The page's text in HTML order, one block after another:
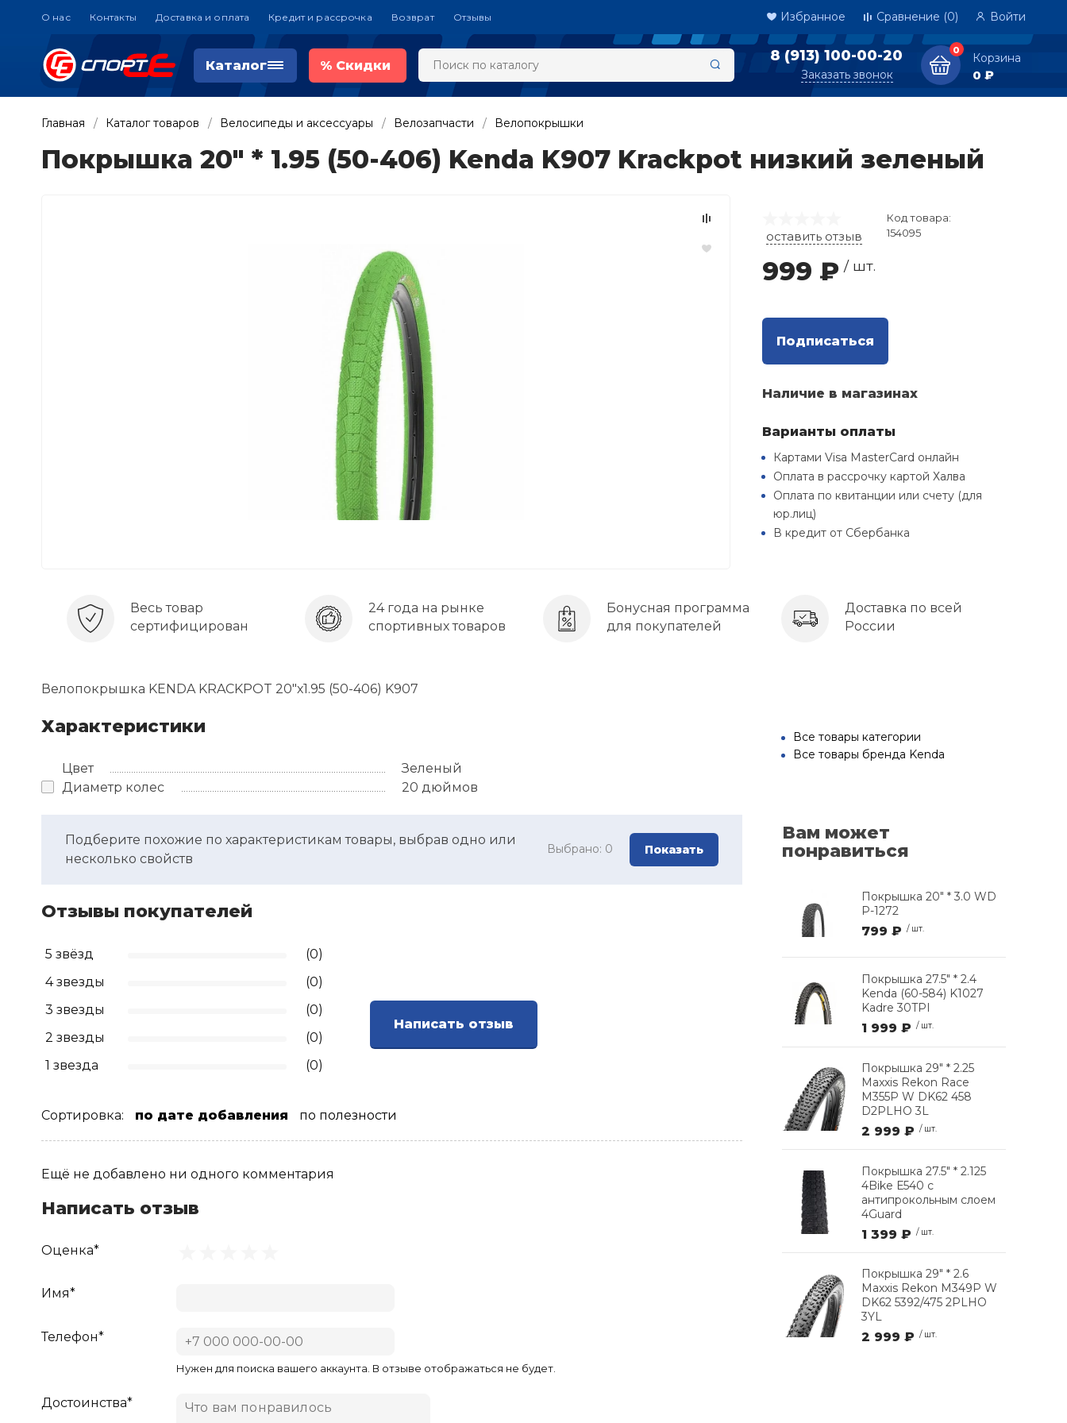
О нас Контакты Доставка и оплата Кредит и рассрочка Возврат Отзывы Избранное Сравнение (0) Войти
Каталог % Скидки
8 (913) 100-00-20
Заказать звонок
0
Корзина
0 ₽
Главная Каталог товаров Велосипеды и аксессуары Велозапчасти Велопокрышки
Покрышка 20" * 1.95 (50-406) Kenda K907 Krackpot низкий зеленый
оставить отзыв
Код товара:
154095
999 ₽ / шт.
Подписаться
Наличие в магазинах
Варианты оплаты
Картами Visa MasterCard онлайн
Оплата в рассрочку картой Халва
Оплата по квитанции или счету (для
юр.лиц)
В кредит от Сбербанка
Весь товар
сертифицирован
24 года на рынке
спортивных товаров
Бонусная программа
для покупателей
Доставка по всей
России
Велопокрышка KENDA KRACKPOT 20"х1.95 (50-406) K907
Характеристики
Цвет
Зеленый
Диаметр колес
20 дюймов
Подберите похожие по характеристикам товары, выбрав одно или
несколько свойств
Выбрано: 0 Показать
Отзывы покупателей
5 звёзд
(0)
4 звезды
(0)
3 звезды
(0)
2 звезды
(0)
1 звезда
(0)
Написать отзыв
Сортировка: по дате добавления по полезности
Ещё не добавлено ни одного комментария
Написать отзыв
Оценка*
Имя*
Телефон*
Нужен для поиска вашего аккаунта. В отзыве отображаться не будет.
Достоинства*
Все товары категории
Все товары бренда Kenda
Вам может
понравиться
Покрышка 20" * 3.0 WD
P-1272
799 ₽ / шт.
Покрышка 27.5" * 2.4
Kenda (60-584) K1027
Kadre 30TPI
1 999 ₽ / шт.
Покрышка 29" * 2.25
Maxxis Rekon Race
M355P W DK62 458
D2PLHO 3L
2 999 ₽ / шт.
Покрышка 27.5" * 2.125
4Bike Е540 с
антипрокольным слоем
4Guard
1 399 ₽ / шт.
Покрышка 29" * 2.6
Maxxis Rekon M349P W
DK62 5392/475 2PLHO
3YL
2 999 ₽ / шт.